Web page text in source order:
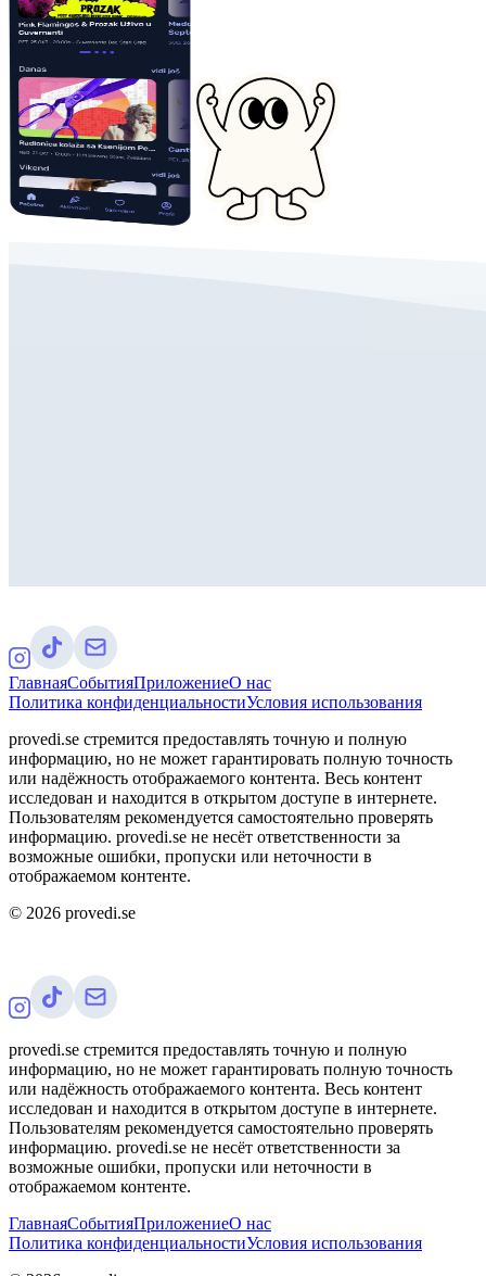
ГлавнаяСобытияПриложениеО нас
Политика конфиденциальностиУсловия использования
provedi.se стремится предоставлять точную и полную
информацию, но не может гарантировать полную точность
или надёжность отображаемого контента. Весь контент
исследован и находится в открытом доступе в интернете.
Пользователям рекомендуется самостоятельно проверять
информацию. provedi.se не несёт ответственности за
возможные ошибки, пропуски или неточности в
отображаемом контенте.
© 2026 provedi.se
provedi.se стремится предоставлять точную и полную
информацию, но не может гарантировать полную точность
или надёжность отображаемого контента. Весь контент
исследован и находится в открытом доступе в интернете.
Пользователям рекомендуется самостоятельно проверять
информацию. provedi.se не несёт ответственности за
возможные ошибки, пропуски или неточности в
отображаемом контенте.
ГлавнаяСобытияПриложениеО нас
Политика конфиденциальностиУсловия использования